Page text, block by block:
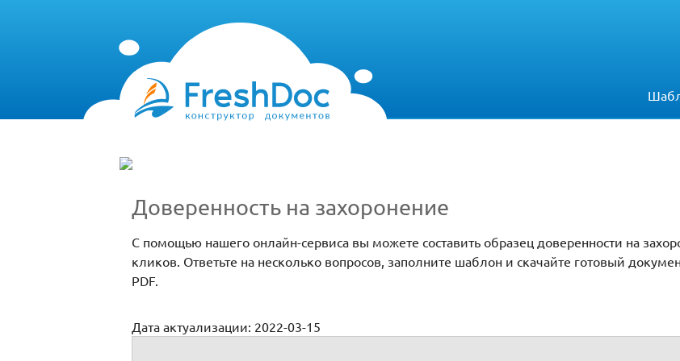
Доверенность на захоронение
С помощью нашего онлайн-сервиса вы можете составить образец доверенности на
кликов. Ответьте на несколько вопросов, заполните шаблон и скачайте готовый
PDF.
Дата актуализации: 2022-03-15